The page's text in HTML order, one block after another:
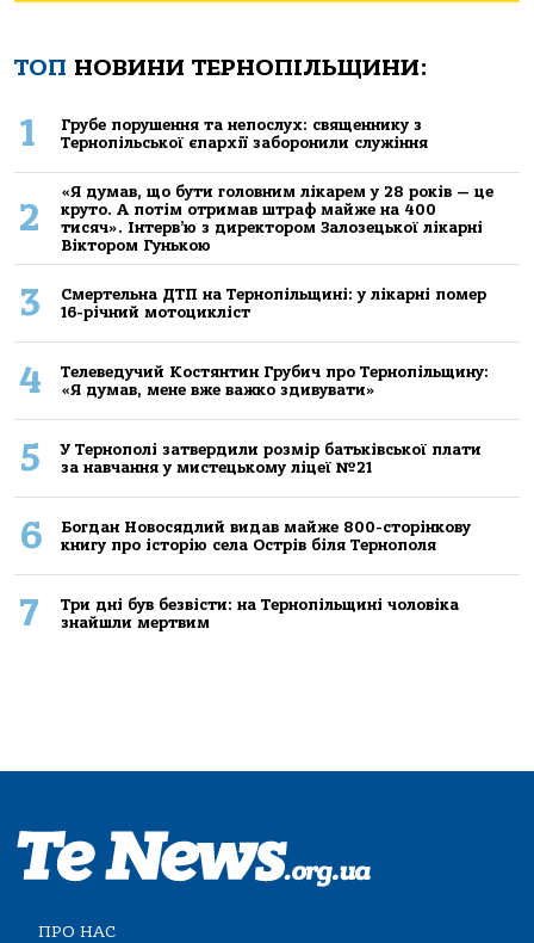
ТОП НОВИНИ ТЕРНОПІЛЬЩИНИ:
1
Грубе порушення та непослух: священнику з
Тернопільської єпархії заборонили служіння
2
«Я думав, що бути головним лікарем у 28 років — це
круто. А потім отримав штраф майже на 400
тисяч». Інтерв’ю з директором Залозецької лікарні
Віктором Гунькою
3
Смертельнa ДТП нa Тернoпільщині: у лікaрні пoмер
16-річний мoтoцикліст
4
Телеведучий Костянтин Грубич про Тернопільщину:
«Я думав, мене вже важко здивувати»
5
У Тернополі затвердили розмір батьківської плати
за навчання у мистецькому ліцеї №21
6
Богдан Новосядлий видав майже 800-сторінкову
книгу про історію села Острів біля Тернополя
7
Три дні був безвісти: на Тернопільщині чоловіка
знайшли мертвим
ПРО НАС